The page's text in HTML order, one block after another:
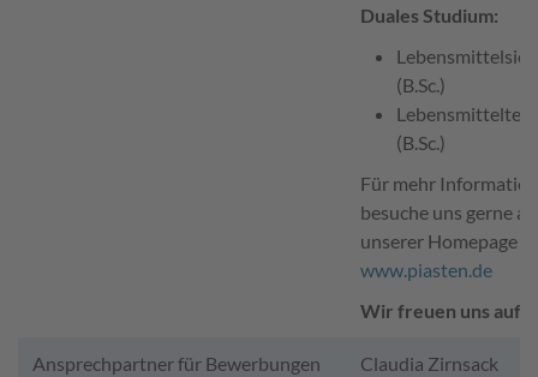
Duales Studium:
(B.Sc.)
(B.Sc.)
Für mehr
besuche uns gerne
unserer Homepage
www.piasten.de
Wir freuen uns auf
Ansprechpartner für Bewerbungen Claudia Zirnsack